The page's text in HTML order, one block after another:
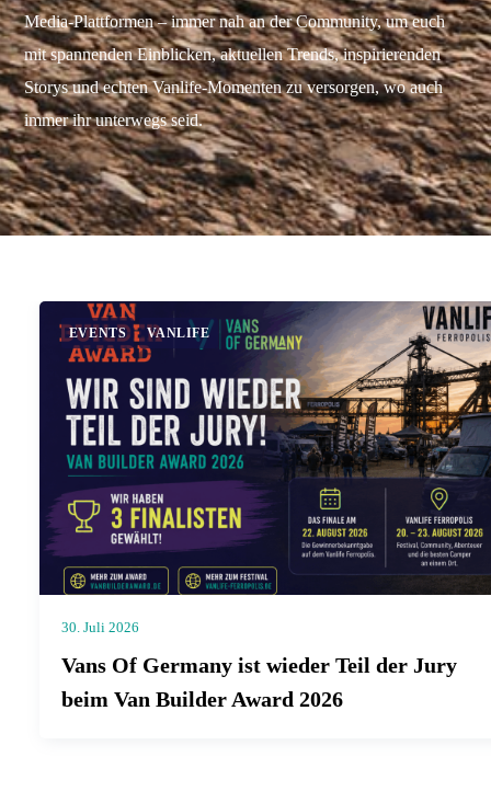
Media-Plattformen – immer nah an der Community, um euch
mit spannenden Einblicken, aktuellen Trends, inspirierenden
Storys und echten Vanlife-Momenten zu versorgen, wo auch
immer ihr unterwegs seid.
EVENTS VANLIFE
30. Juli 2026
Vans Of Germany ist wieder Teil der Jury
beim Van Builder Award 2026